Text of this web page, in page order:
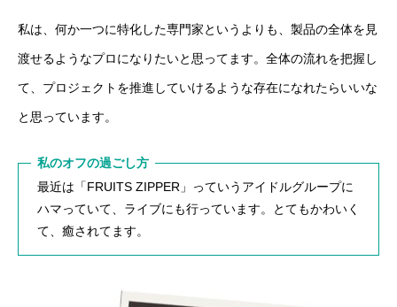
私は、何か一つに特化した専門家というよりも、製品の全体を見
渡せるようなプロになりたいと思ってます。全体の流れを把握し
て、プロジェクトを推進していけるような存在になれたらいいな
と思っています。
私のオフの過ごし方
最近は「FRUITS ZIPPER」っていうアイドルグループに
ハマっていて、ライブにも行っています。とてもかわいく
て、癒されてます。